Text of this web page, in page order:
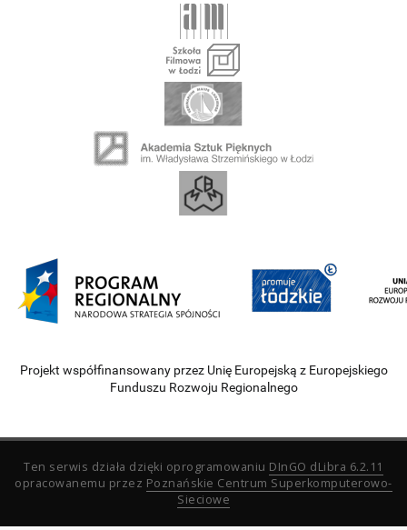
Projekt współfinansowany przez Unię Europejską z Europejskiego
Funduszu Rozwoju Regionalnego
Ten serwis działa dzięki oprogramowaniu DInGO dLibra 6.2.11
opracowanemu przez Poznańskie Centrum Superkomputerowo-
Sieciowe